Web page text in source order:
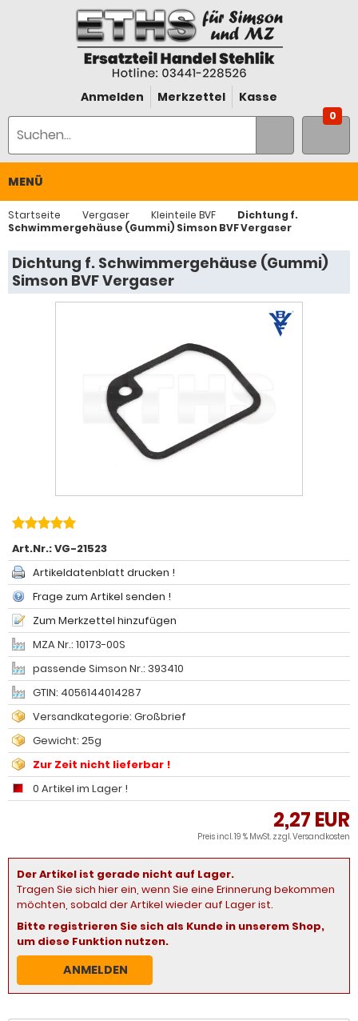
Anmelden Merkzettel Kasse
0
MENÜ
Startseite Vergaser Kleinteile BVF
Dichtung f.
Schwimmergehäuse (Gummi) Simson BVF Vergaser
Dichtung f. Schwimmergehäuse (Gummi)
Simson BVF Vergaser
Art.Nr.:VG-21523
Artikeldatenblatt drucken !
Frage zum Artikel senden !
Zum Merkzettel hinzufügen
MZA Nr.: 10173-00S
passende Simson Nr.: 393410
GTIN: 4056144014287
Versandkategorie: Großbrief
Gewicht: 25g
Zur Zeit nicht lieferbar !
0 Artikel im Lager !
2,27 EUR
Preis incl. 19 % MwSt. zzgl.Versandkosten
Der Artikel ist gerade nicht auf Lager.
Tragen Sie sich hier ein, wenn Sie eine Erinnerung bekommen
möchten, sobald der Artikel wieder auf Lager ist.
Bitte registrieren Sie sich als Kunde in unserem Shop,
um diese Funktion nutzen.
ANMELDEN